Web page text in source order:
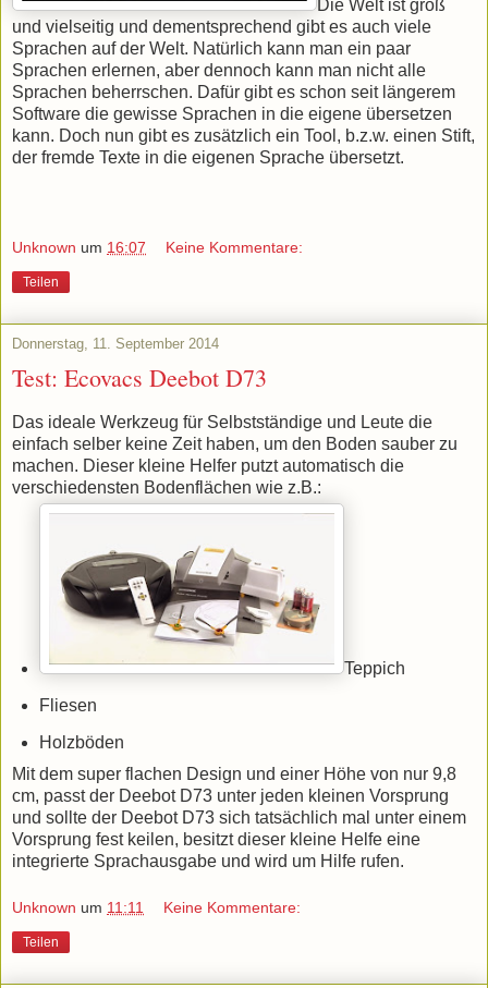
Die Welt ist groß
und vielseitig und dementsprechend gibt es auch viele
Sprachen auf der Welt. Natürlich kann man ein paar
Sprachen erlernen, aber dennoch kann man nicht alle
Sprachen beherrschen. Dafür gibt es schon seit längerem
Software die gewisse Sprachen in die eigene übersetzen
kann. Doch nun gibt es zusätzlich ein Tool, b.z.w. einen Stift,
der fremde Texte in die eigenen Sprache übersetzt.
Unknown um 16:07 Keine Kommentare:
Teilen
Donnerstag, 11. September 2014
Test: Ecovacs Deebot D73
Das ideale Werkzeug für Selbstständige und Leute die
einfach selber keine Zeit haben, um den Boden sauber zu
machen. Dieser kleine Helfer putzt automatisch die
verschiedensten Bodenflächen wie z.B.:
Teppich
Fliesen
Holzböden
Mit dem super flachen Design und einer Höhe von nur 9,8
cm, passt der Deebot D73 unter jeden kleinen Vorsprung
und sollte der Deebot D73 sich tatsächlich mal unter einem
Vorsprung fest keilen, besitzt dieser kleine Helfe eine
integrierte Sprachausgabe und wird um Hilfe rufen.
Unknown um 11:11 Keine Kommentare:
Teilen